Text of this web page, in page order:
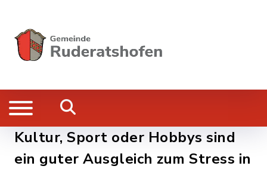
Kultur, Sport oder Hobbys sind
ein guter Ausgleich zum Stress in